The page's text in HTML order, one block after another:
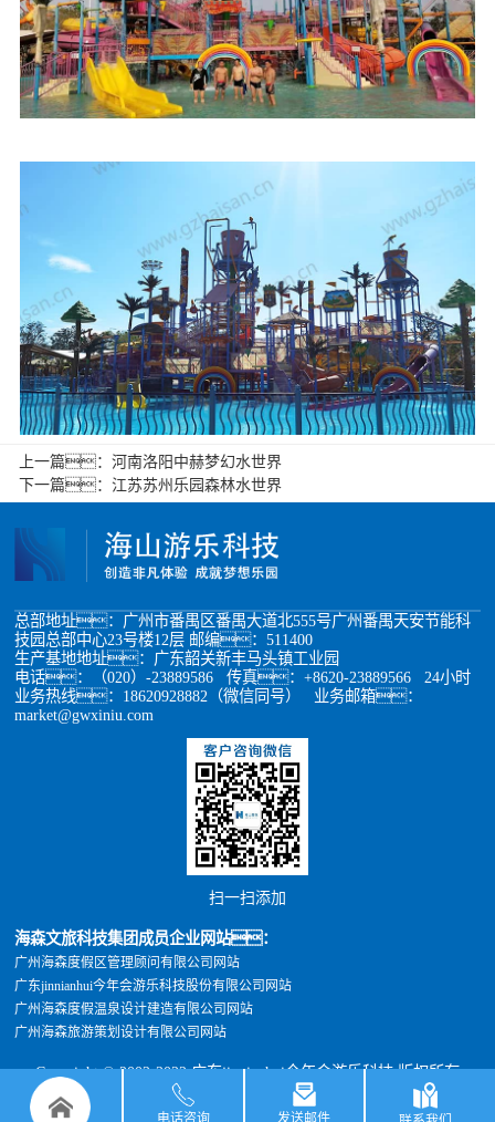
上一篇： 河南洛阳中赫梦幻水世界
下一篇： 江苏苏州乐园森林水世界
总部地址：广州市番禺区番禺大道北555号广州番禺天安节能科
技园总部中心23号楼12层 邮编：511400
生产基地地址：广东韶关新丰马头镇工业园
电话：（020）-23889586 传真：+8620-23889566 24小时
业务热线：18620928882（微信同号） 业务邮箱：
market@gwxiniu.com
扫一扫添加
海森文旅科技集团成员企业网站：
广州海森度假区管理顾问有限公司网站
广东jinnianhui今年会游乐科技股份有限公司网站
广州海森度假温泉设计建造有限公司网站
广州海森旅游策划设计有限公司网站
Copyright © 2002-2022 广东jinnianhui今年会游乐科技 版权所有
粤公网安备 44011302000470号
粤ICP备05012398号
xml地图
TXT地图
电话咨询 发送邮件